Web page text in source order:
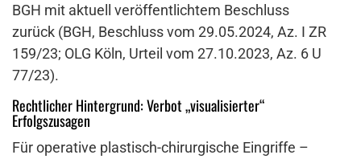
BGH mit aktuell veröffentlichtem Beschluss
zurück (BGH, Beschluss vom 29.05.2024, Az. I ZR
159/23; OLG Köln, Urteil vom 27.10.2023, Az. 6 U
77/23).
Rechtlicher Hintergrund: Verbot „visualisierter“
Erfolgszusagen
Für operative plastisch-chirurgische Eingriffe –